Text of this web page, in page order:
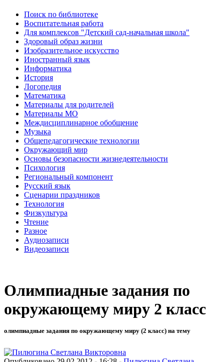
Поиск по библиотеке
Воспитательная работа
Для комплексов "Детский сад-начальная школа"
Здоровый образ жизни
Изобразительное искусство
Иностранный язык
Информатика
История
Логопедия
Математика
Материалы для родителей
Материалы МО
Междисциплинарное обобщение
Музыка
Общепедагогические технологии
Окружающий мир
Основы безопасности жизнедеятельности
Психология
Региональный компонент
Русский язык
Сценарии праздников
Технология
Физкультура
Чтение
Разное
Аудиозаписи
Видеозаписи
Олимпиадные задания по
окружающему миру 2 класс
олимпиадные задания по окружающему миру (2 класс) на тему